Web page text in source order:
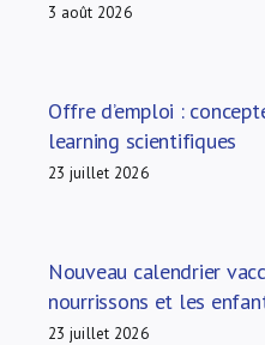
3 août 2026
Offre d’emploi :
learning scientifiques
23 juillet 2026
Nouveau calendrier
nourrissons et les
23 juillet 2026